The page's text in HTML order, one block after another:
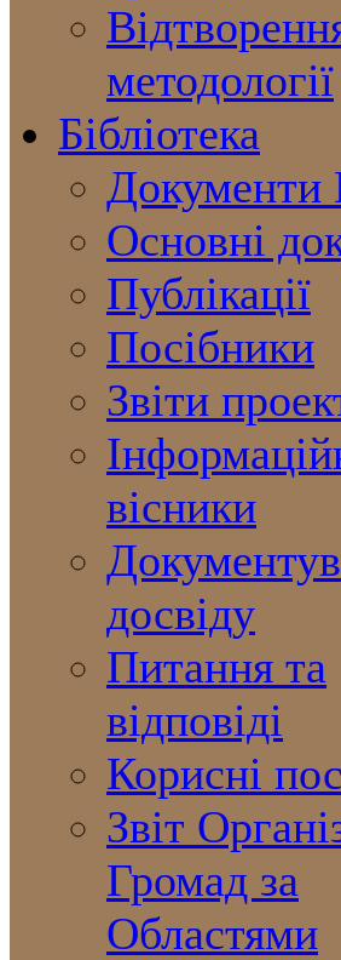
методології
Бібліотека
Документи
Основні
Публікації
Посібники
Звіти
вісники
досвіду
Питання та
відповіді
Корисні
Звіт
Громад за
Областями